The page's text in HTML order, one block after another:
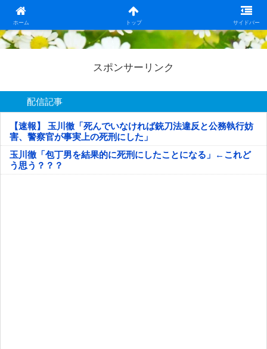
ホーム トップ サイドバー
日本第一！ニュース録
スポンサーリンク
配信記事
【速報】 玉川徹「死んでいなければ銃刀法違反と公務執行妨
害、警察官が事実上の死刑にした」
玉川徹「包丁男を結果的に死刑にしたことになる」←これど
う思う？？？